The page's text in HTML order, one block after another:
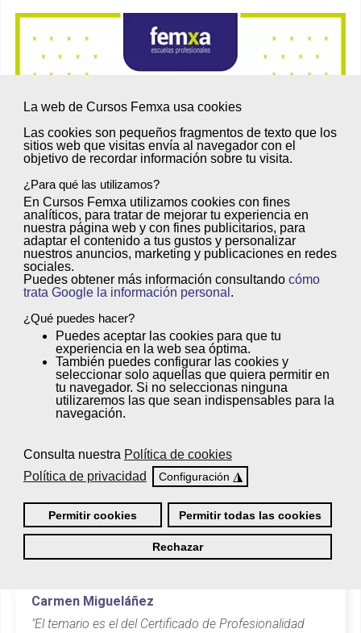
La web de Cursos Femxa usa cookies
Las cookies son pequeños fragmentos de textoque los
sitios web que visitas envía al navegadorcon el
objetivo de recordar información sobre tu visita.
¿Para qué las utilizamos?
En Cursos Femxa utilizamos cookies con fines
analíticos, para tratar de mejorar tu experiencia en
nuestra página web y con fines publicitarios, para
adaptar el contenido a tus gustos y personalizar
nuestros anuncios, marketing y publicaciones en redes
sociales.
Puedes obtener más información consultando cómo
trata Google la información personal .
¿Qué puedes hacer?
Puedes aceptarlas cookies para que tu
experiencia en la web sea óptima.
También puedes configurarlas cookies y
seleccionar solo aquellas que quiera permitir en
tu navegador. Si no seleccionas ninguna
utilizaremos las que sean indispensables para la
navegación.
Consulta nuestra Política de cookies
Política de privacidad
Configuración ◮
Permitir cookies Permitir todas las cookies
Rechazar
Además, podrás acreditar las
competencias profesionales
adquiridas y obtener unaTitulación
Oficial. Desde Femxa Escuelas
Profesionales te asesoraremos en todo
Opiniones
Carmen Migueláñez
"El temario es el del Certificado de Profesionalidad